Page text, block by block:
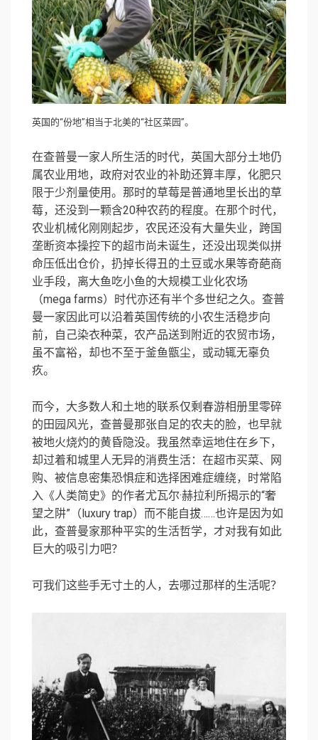
英国的“份地”相当于北美的“社区菜园”。
在查普曼一家人所生活的时代，英国大部分土地仍
属农业用地，政府对农业的补助还算丰厚，化肥只
限于少剂量使用。那时的草莓是普通地里长出的草
莓，还没到一颗含20种农药的程度。在那个时代，
农业机械化刚刚起步，农民还没有大量失业，跨国
垄断资本操控下的超市尚未诞生，还没出现类似拼
命压低出仓价，扔掉长得丑的土豆或水果等奇葩商
业手段，离大鱼吃小鱼的大规模工业化农场
（mega farms）时代亦还有半个多世纪之久。查普
曼一家因此可以沿着英国传统的小农生活稳步向
前，自己染衣种菜，农产品送到附近的农贸市场，
虽不富裕，却也不至于釜鱼甑尘，或动辄无辜负
疚。
而今，大多数人和土地的联系仅剩春游相册里零碎
的田园风光，查普曼那张自足的农夫的脸，也早就
被地火烧灼的黄昏隐没。我虽然幸运地住在乡下，
却过着和城里人无异的消费生活：在超市买菜、网
购、被信息密集恐惧症和选择困难症缠绕，时常陷
入《人类简史》的作者尤瓦尔·赫拉利所揭示的“奢
望之阱”（luxury trap）而不能自拔……也许是因为如
此，查普曼家那种平实的生活哲学，才对我有如此
巨大的吸引力吧？
可我们这些手无寸土的人，去哪过那样的生活呢？